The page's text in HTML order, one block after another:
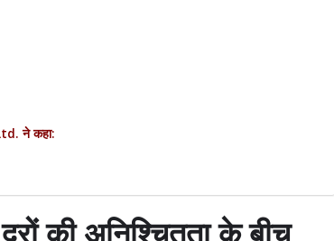
ने कहा: